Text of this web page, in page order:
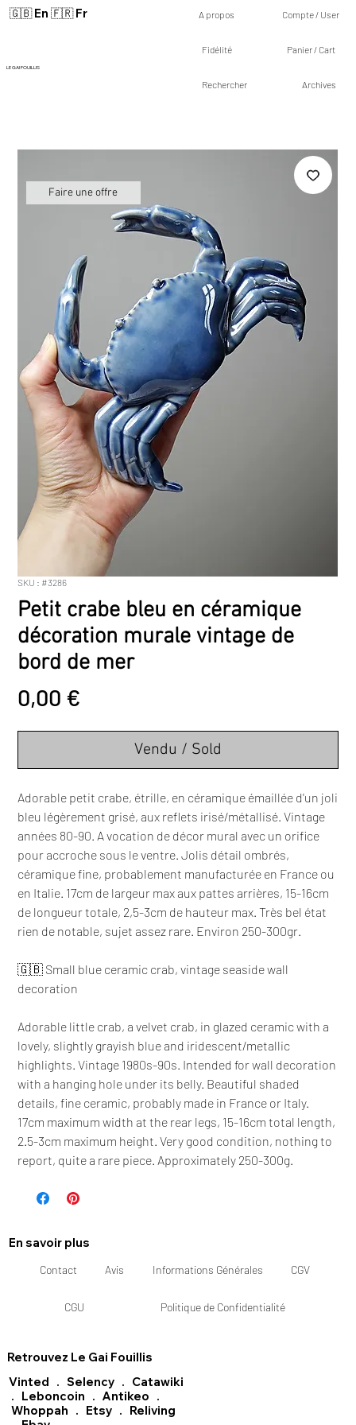
🇬🇧 En 🇫🇷 Fr
LE GAI FOUILLIS
A propos Compte / User
Fidélité Panier / Cart
Rechercher Archives
SKU : #3286
Petit crabe bleu en céramique
décoration murale vintage de
bord de mer
0,00 €
Vendu / Sold
Adorable petit crabe, étrille, en céramique émaillée d'un joli
bleu légèrement grisé, aux reflets irisé/métallisé. Vintage
années 80-90. A vocation de décor mural avec un orifice
pour accroche sous le ventre. Jolis détail ombrés,
céramique fine, probablement manufacturée en France ou
en Italie. 17cm de largeur max aux pattes arrières, 15-16cm
de longueur totale, 2,5-3cm de hauteur max. Très bel état
rien de notable, sujet assez rare. Environ 250-300gr.
🇬🇧 Small blue ceramic crab, vintage seaside wall
decoration
Adorable little crab, a velvet crab, in glazed ceramic with a
lovely, slightly grayish blue and iridescent/metallic
highlights. Vintage 1980s-90s. Intended for wall decoration
with a hanging hole under its belly. Beautiful shaded
details, fine ceramic, probably made in France or Italy.
17cm maximum width at the rear legs, 15-16cm total length,
2.5-3cm maximum height. Very good condition, nothing to
report, quite a rare piece. Approximately 250-300g.
Faire une offre
Contact Avis Informations Générales CGV
CGU Politique de Confidentialité
En savoir plus
Retrouvez Le Gai Fouillis
Vinted . Selency. Catawiki
. Leboncoin . Antikeo .
Whoppah . Etsy. Reliving